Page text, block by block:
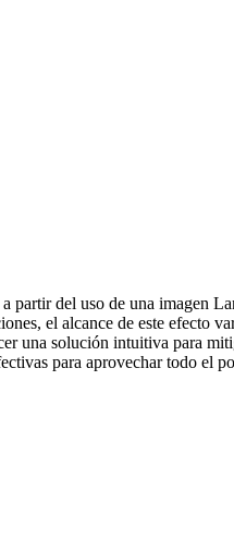
del uso de una imagen
el alcance de este efecto
una solución intuitiva para
para aprovechar todo el